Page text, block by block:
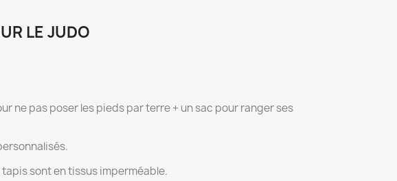
LE JUDO
ne pas poser les pieds par terre + un sac pour ranger ses
tapis sont en tissus imperméable.